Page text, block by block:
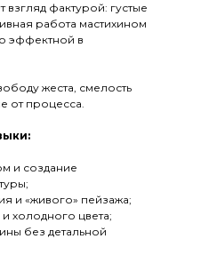
взгляд фактурой: густые
работа мастихином
эффектной в
жеста, смелость
от процесса.
и создание
и «живого» пейзажа;
холодного цвета;
без детальной